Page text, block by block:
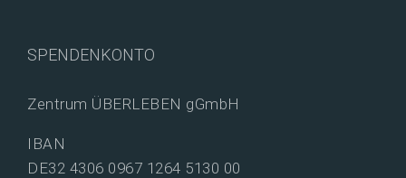
SPENDENKONTO
Zentrum ÜBERLEBEN gGmbH
IBAN
DE32 4306 0967 1264 5130 00